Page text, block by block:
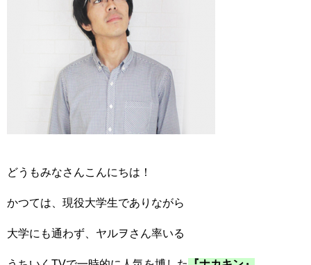
どうもみなさんこんにちは！
かつては、現役大学生でありながら
大学にも通わず、ヤルヲさん率いる